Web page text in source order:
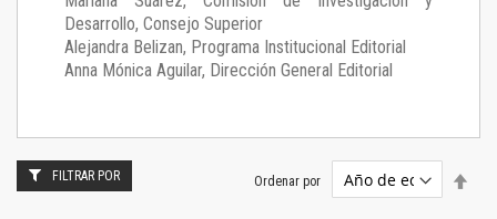
Desarrollo, Consejo Superior
Alejandra Belizan, Programa Institucional Editorial
Anna Mónica Aguilar, Dirección General Editorial
Ordenar por
FILTRAR POR